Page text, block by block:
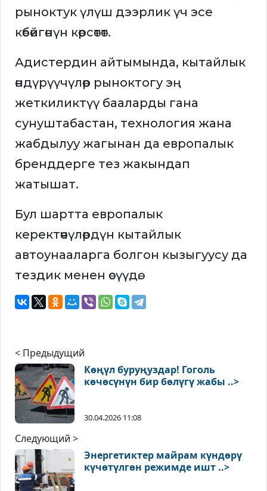
рыноктук үлүш дээрлик үч эсе
көбөйгөнүн көрсөтөт.
Адистердин айтымында, кытайлык
өндүрүүчүлөр рыноктогу эң
жеткиликтүү бааларды гана
сунуштабастан, технология жана
жабдылуу жагынан да европалык
бренддерге тез жакындап
жатышат.
Бул шартта европалык
керектөөчүлөрдүн кытайлык
автоунааларга болгон кызыгуусу да
тездик менен өсүүдө.
< Предыдущий
Көңүл буруңуздар! Гоголь
көчөсүнүн бир бөлүгү жабы ..>
30.04.2026 11:08
Следующий >
Энергетиктер майрам күндөрү
күчөтүлгөн режимде ишт ..>